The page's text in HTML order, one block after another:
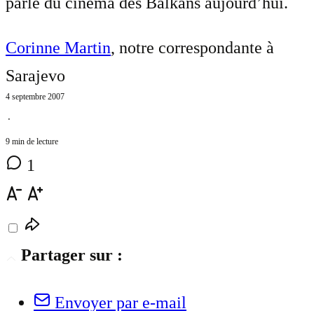
Corinne Martin, notre correspondante à
Sarajevo
4 septembre 2007
⋅
9 min de lecture
1
Partager sur :
Envoyer par e-mail